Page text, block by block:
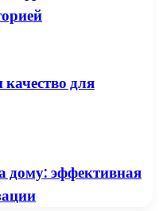
для
дому: эффективная